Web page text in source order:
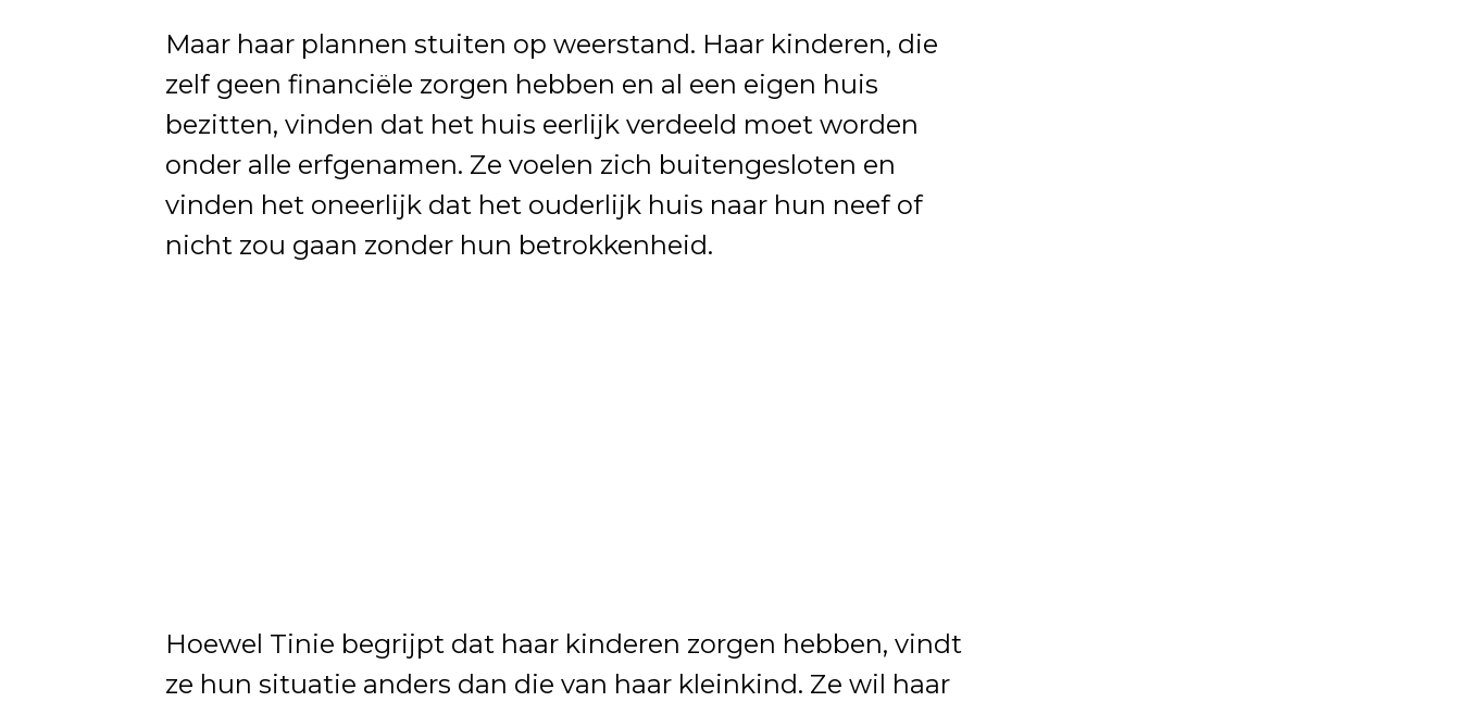
Maar haar plannen stuiten op weerstand. Haar kinderen, die
zelf geen financiële zorgen hebben en al een eigen huis
bezitten, vinden dat het huis eerlijk verdeeld moet worden
onder alle erfgenamen. Ze voelen zich buitengesloten en
vinden het oneerlijk dat het ouderlijk huis naar hun neef of
nicht zou gaan zonder hun betrokkenheid.
Hoewel Tinie begrijpt dat haar kinderen zorgen hebben, vindt
ze hun situatie anders dan die van haar kleinkind. Ze wil haar